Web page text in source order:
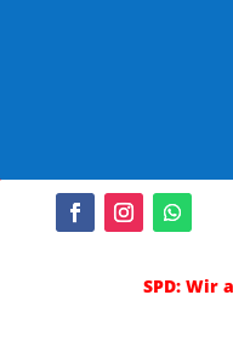
SPD: Wir